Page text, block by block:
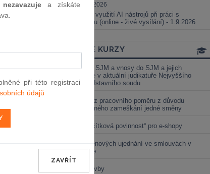
40/1964
z textu
dohodnout
to již možné
Odpověď na
vlastnictví u
zapisuje do
práva do
01.09.2026
Praktické využití AI nástrojů při práci s
judikaturou (online - živé vysílání) - 1.9.2026
ONLINE KURZY
Vnosy ze SJM a vnosy do SJM a jejich
valorizace v aktuální judikatuře Nejvyššího
soudu a Ústavního soudu
Výpověď z pracovního poměru z důvodu
neomluveného zameškání jedné směny
Nová „tlačítková povinnost“ pro e-shopy
Změna cenových ujednání ve smlouvách v
energetice
Černé stavby
a získáte
při této registraci
údajů
ZAVŘÍT